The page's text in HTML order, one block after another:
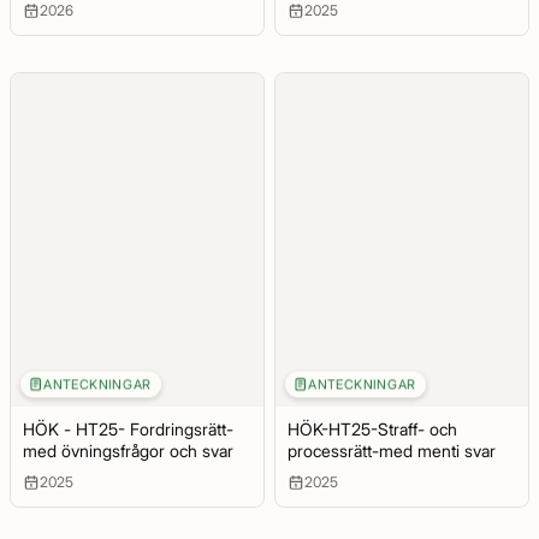
2026 2025
ANTECKNINGAR
HÖK - HT25- Fordringsrätt-
med övningsfrågor och svar
2025
ANTECKNINGAR
HÖK-HT25-Straff- och
processrätt-med menti svar
2025